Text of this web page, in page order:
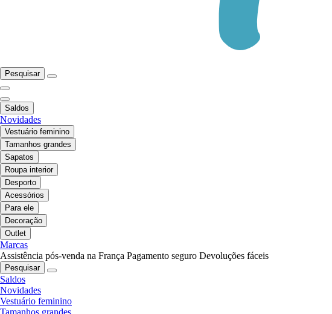
Pesquisar
Saldos
Novidades
Vestuário feminino
Tamanhos grandes
Sapatos
Roupa interior
Desporto
Acessórios
Para ele
Decoração
Outlet
Marcas
Assistência pós-venda na França Pagamento seguro Devoluções fáceis
Pesquisar
Saldos
Novidades
Vestuário feminino
Tamanhos grandes